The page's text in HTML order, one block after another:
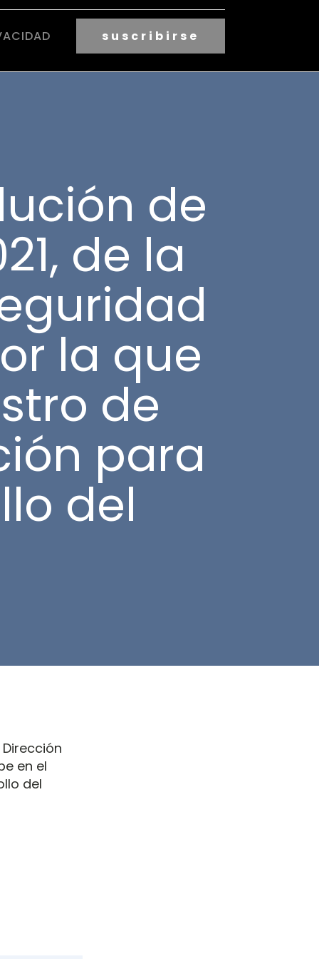
suscribirse
de
de la
la que
de
para
del
en el
del